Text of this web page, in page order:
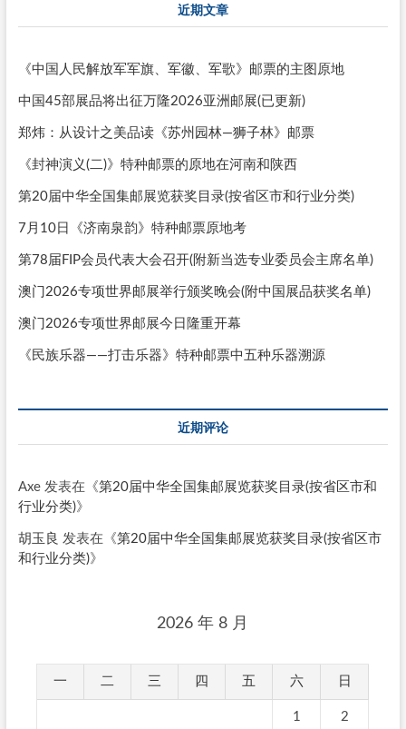
近期文章
《中国人民解放军军旗、军徽、军歌》邮票的主图原地
中国45部展品将出征万隆2026亚洲邮展(已更新)
郑炜：从设计之美品读《苏州园林—狮子林》邮票
《封神演义(二)》特种邮票的原地在河南和陕西
第20届中华全国集邮展览获奖目录(按省区市和行业分类)
7月10日《济南泉韵》特种邮票原地考
第78届FIP会员代表大会召开(附新当选专业委员会主席名单)
澳门2026专项世界邮展举行颁奖晚会(附中国展品获奖名单)
澳门2026专项世界邮展今日隆重开幕
《民族乐器——打击乐器》特种邮票中五种乐器溯源
近期评论
Axe发表在《第20届中华全国集邮展览获奖目录(按省区市和
行业分类)》
胡玉良 发表在《第20届中华全国集邮展览获奖目录(按省区市
和行业分类)》
2026 年 8 月
一 二 三 四 五 六 日
1 2